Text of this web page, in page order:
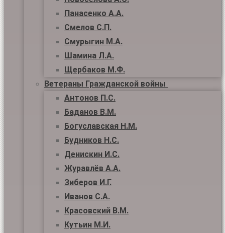
Панасенко А.А.
Смелов С.П.
Смурыгин М.А.
Шамина Л.А.
Щербаков М.Ф.
Ветераны Гражданской войны
Антонов П.С.
Баданов В.М.
Богуславская Н.М.
Будников Н.С.
Денискин И.С.
Журавлёв А.А.
Зиберов И.Г.
Иванов С.А.
Красовский В.М.
Кутьин М.И.